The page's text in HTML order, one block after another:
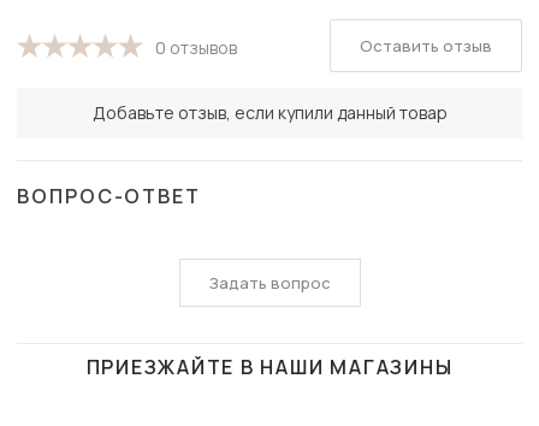
0 отзывов
Добавьте отзыв, если купили данный товар
Оставить отзыв
ВОПРОС-ОТВЕТ
Задать вопрос
ПРИЕЗЖАЙТЕ В НАШИ МАГАЗИНЫ